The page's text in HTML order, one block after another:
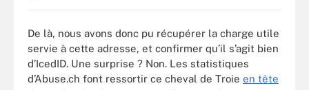
De là, nous avons donc pu récupérer la charge utile
servie à cette adresse, et confirmer qu’il s’agit bien
d’IcedID. Une surprise ? Non. Les statistiques
d’Abuse.ch font ressortir ce cheval de Troie en tête